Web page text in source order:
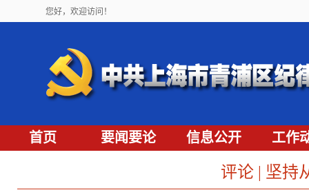
您好，欢迎访问！
首页 要闻要论 信息公开 工作
评论 | 坚持